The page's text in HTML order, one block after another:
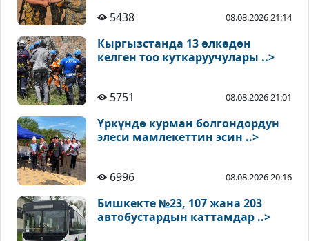
5438
08.08.2026 21:14
Кыргызстанда 13 өлкөдөн
келген тоо куткаруучулары ..>
5751 08.08.2026 21:01
Үркүндө курман болгондордун
элеси мамлекеттин эсин ..>
6996 08.08.2026 20:16
Бишкекте №23, 107 жана 203
автобустардын каттамдар ..>